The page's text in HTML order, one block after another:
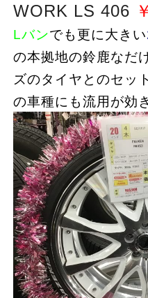
WORK LS 406
Lバンでも更に大きい
の本拠地の鈴鹿なだ
ズのタイヤとのセッ
の車種にも流用が効